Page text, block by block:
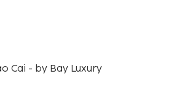
- 35,1 km
Sapa - 35,1 km
35,1 km
plus proche est : Aéroport
Cai - by Bay Luxury